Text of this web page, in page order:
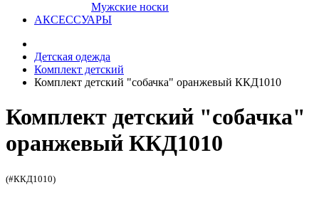
Мужские носки
АКСЕССУАРЫ
Детская одежда
Комплект детский
Комплект детский "собачка" оранжевый ККД1010
Комплект детский "собачка"
оранжевый ККД1010
(#ККД1010)